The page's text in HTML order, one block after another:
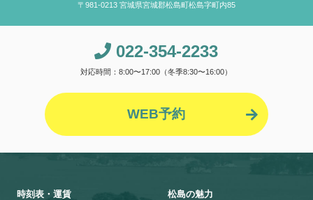
〒981-0213 宮城県宮城郡松島町松島字町内85
022-354-2233
対応時間：8:00〜17:00（冬季8:30〜16:00）
WEB予約
時刻表・運賃
松島の魅力